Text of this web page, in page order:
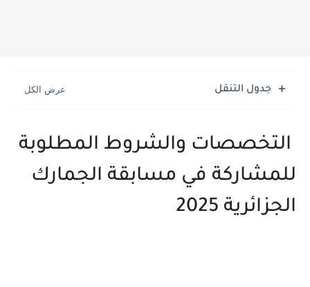
جدول التنقل
التخصصات والشروط المطلوبة
للمشاركة في مسابقة الجمارك
الجزائرية 2025